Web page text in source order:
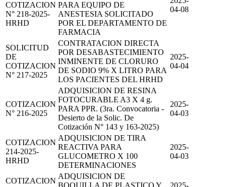
COTIZACION
N° 218-2025-
HRHD
PARA EQUIPO DE
ANESTESIA SOLICITADO
POR EL DEPARTAMENTO DE
FARMACIA
04-08
SOLICITUD
DE
COTIZACION
N° 217-2025
CONTRATACION DIRECTA
POR DESABASTECIMIENTO
INMINENTE DE CLORURO
DE SODIO 9% X LITRO PARA
LOS PACIENTES DEL HRHD
2025-
04-04
COTIZACION
N° 216-2025
ADQUISICION DE RESINA
FOTOCURABLE A3 X 4 g.
PARA PPR. (3ra. Convocatoria -
Desierto de la Solic. De
Cotización N° 143 y 163-2025)
2025-
04-03
COTIZACION
214-2025-
HRHD
ADQUISICION DE TIRA
REACTIVA PARA
GLUCOMETRO X 100
DETERMINACIONES
2025-
04-03
COTIZACION
ADQUISICION DE